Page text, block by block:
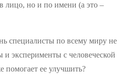
лицо, но и по имени (а это –
специалисты по всему миру не
эксперименты с человеческой
помогает ее улучшить?